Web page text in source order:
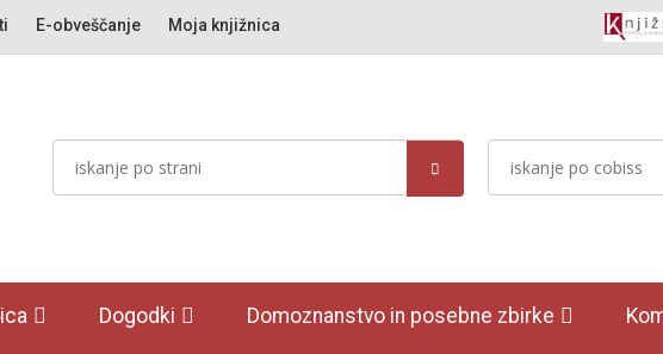
E-obveščanje Moja knjižnica
Dogodki Domoznanstvo in posebne zbirke